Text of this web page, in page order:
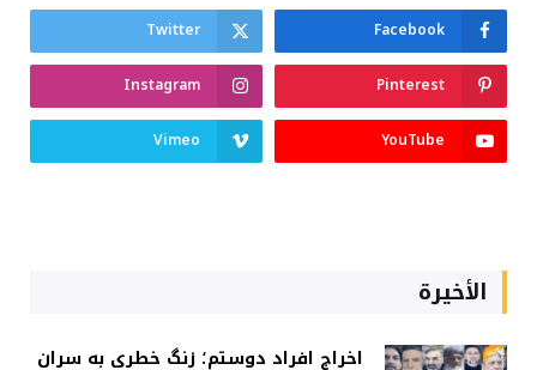
Facebook
Twitter
Pinterest
Instagram
YouTube
Vimeo
الأخيرة
اخراج افراد دوستم؛ زنگ خطری به سران